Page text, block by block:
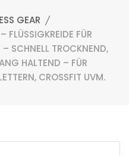
GEAR
FLÜSSIGKREIDE FÜR
SCHNELL TROCKNEND,
HALTEND – FÜR
CROSSFIT UVM.